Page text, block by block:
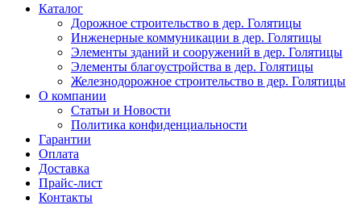
Каталог
Дорожное строительство в дер. Голятицы
Инженерные коммуникации в дер. Голятицы
Элементы зданий и сооружений в дер. Голятицы
Элементы благоустройства в дер. Голятицы
Железнодорожное строительство в дер. Голятицы
О компании
Статьи и Новости
Политика конфиденциальности
Гарантии
Оплата
Доставка
Прайс-лист
Контакты